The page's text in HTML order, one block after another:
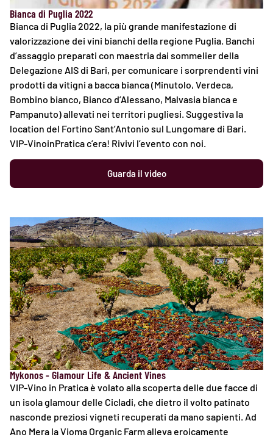
Bianca di Puglia 2022
Bianca di Puglia 2022, la più grande manifestazione di
valorizzazione dei vini bianchi della regione Puglia. Banchi
d’assaggio preparati con maestria dai sommelier della
Delegazione AIS di Bari, per comunicare i sorprendenti vini
prodotti da vitigni a bacca bianca (Minutolo, Verdeca,
Bombino bianco, Bianco d’Alessano, Malvasia bianca e
Pampanuto) allevati nei territori pugliesi. Suggestiva la
location del Fortino Sant’Antonio sul Lungomare di Bari.
VIP-VinoinPratica c’era! Rivivi l’evento con noi.
Guarda il video
Mykonos - Glamour Life & Ancient Vines
VIP-Vino in Pratica è volato alla scoperta delle due facce di
un isola glamour delle Cicladi, che dietro il volto patinato
nasconde preziosi vigneti recuperati da mano sapienti. Ad
Ano Mera la Vioma Organic Farm alleva eroicamente